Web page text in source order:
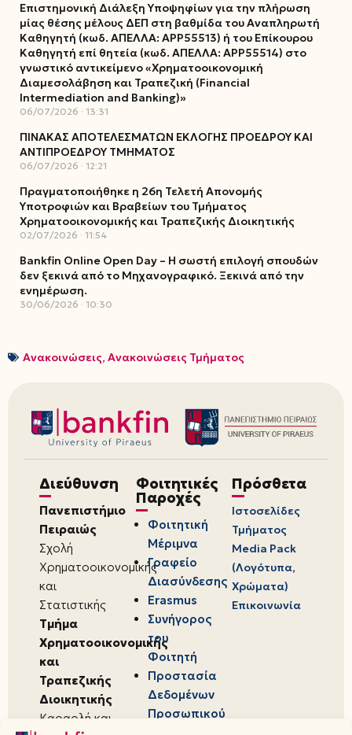
Επιστημονική Διάλεξη Υποψηφίων για την πλήρωση
μίας θέσης μέλους ΔΕΠ στη βαθμίδα του Αναπληρωτή
Καθηγητή (κωδ. ΑΠΕΛΛΑ: ΑΡΡ55513) ή του Επίκουρου
Καθηγητή επί θητεία (κωδ. ΑΠΕΛΛΑ: ΑΡΡ55514) στο
γνωστικό αντικείμενο «Χρηματοοικονομική
Διαμεσολάβηση και Τραπεζική (Financial
Intermediation and Banking)»
06/07/2026 13:31
ΠΙΝΑΚΑΣ ΑΠΟΤΕΛΕΣΜΑΤΩΝ ΕΚΛΟΓΗΣ ΠΡΟΕΔΡΟΥ ΚΑΙ
ΑΝΤΙΠΡΟΕΔΡΟΥ ΤΜΗΜΑΤΟΣ
06/07/2026 12:21
Πραγματοποιήθηκε η 26η Τελετή Απονομής
Υποτροφιών και Βραβείων του Τμήματος
Χρηματοοικονομικής και Τραπεζικής Διοικητικής
02/07/2026 11:54
Bankfin Online Open Day – Η σωστή επιλογή σπουδών
δεν ξεκινά από το Μηχανογραφικό. Ξεκινά από την
ενημέρωση.
30/06/2026 10:30
Ανακοινώσεις, Ανακοινώσεις Τμήματος
Διεύθυνση
Πανεπιστήμιο
Πειραιώς
Σχολή
Χρηματοοικονομικής
και
Στατιστικής
Τμήμα
Χρηματοοικονομικής
και
Τραπεζικής
Διοικητικής
Καραολή και
Φοιτητικές
Παροχές
Φοιτητική
Μέριμνα
Γραφείο
Διασύνδεσης
Erasmus
Συνήγορος
του
Φοιτητή
Προστασία
Δεδομένων
Προσωπικού
Πρόσθετα
Ιστοσελίδες
Τμήματος
Media Pack
(Λογότυπα,
Χρώματα)
Επικοινωνία